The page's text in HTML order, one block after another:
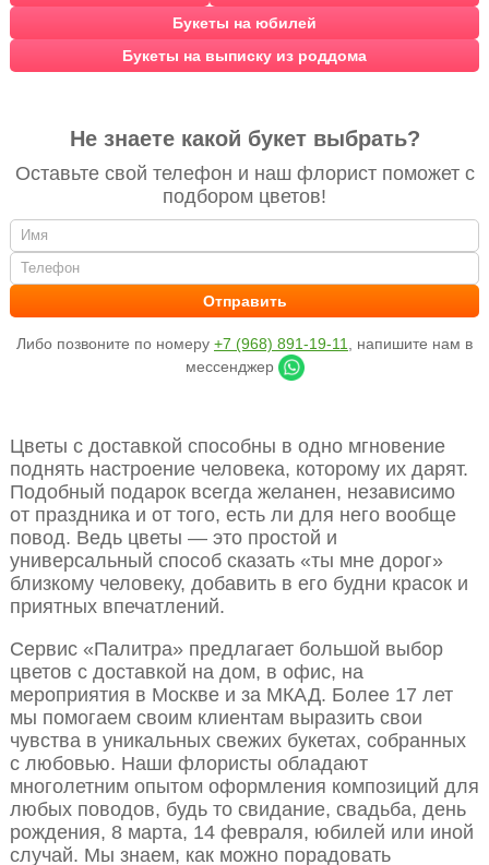
Букеты на юбилей
Букеты на выписку из роддома
Не знаете какой букет выбрать?
Оставьте свой телефон и наш флорист поможет с
подбором цветов!
Либо позвоните по номеру +7 (968) 891-19-11
, напишите нам в
мессенджер
Цветы с доставкой способны в одно мгновение
поднять настроение человека, которому их дарят.
Подобный подарок всегда желанен, независимо
от праздника и от того, есть ли для него вообще
повод. Ведь цветы — это простой и
универсальный способ сказать «ты мне дорог»
близкому человеку, добавить в его будни красок и
приятных впечатлений.
Сервис «Палитра» предлагает большой выбор
цветов с доставкой на дом, в офис, на
мероприятия в Москве и за МКАД. Более 17 лет
мы помогаем своим клиентам выразить свои
чувства в уникальных свежих букетах, собранных
с любовью. Наши флористы обладают
многолетним опытом оформления композиций для
любых поводов, будь то свидание, свадьба, день
рождения, 8 марта, 14 февраля, юбилей или иной
случай. Мы знаем, как можно порадовать